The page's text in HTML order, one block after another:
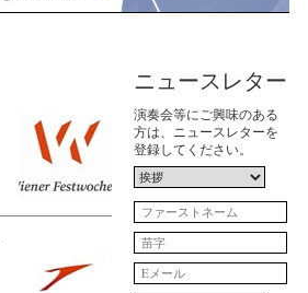
ニュースレター
演奏会等にご興味のある
方は、ニュースレターを
登録してください。